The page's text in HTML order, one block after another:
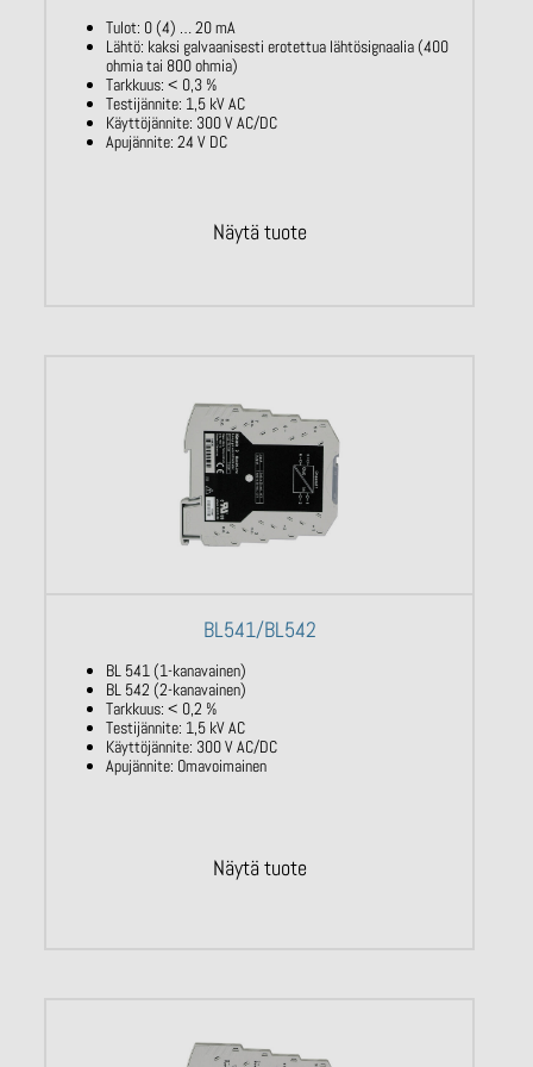
Tulot: 0 (4) … 20 mA
Lähtö: kaksi galvaanisesti erotettua lähtösignaalia (400
ohmia tai 800 ohmia)
Tarkkuus: < 0,3 %
Testijännite: 1,5 kV AC
Käyttöjännite: 300 V AC/DC
Apujännite: 24 V DC
Näytä tuote
BL541/BL542
BL 541 (1-kanavainen)
BL 542 (2-kanavainen)
Tarkkuus: < 0,2 %
Testijännite: 1,5 kV AC
Käyttöjännite: 300 V AC/DC
Apujännite: Omavoimainen
Näytä tuote